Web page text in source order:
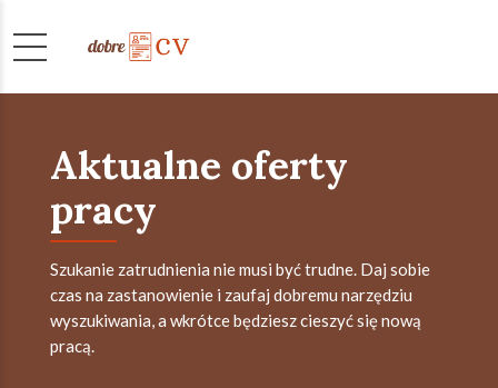
Aktualne oferty
pracy
Szukanie zatrudnienia nie musi być trudne. Daj sobie
czas na zastanowienie i zaufaj dobremu narzędziu
wyszukiwania, a wkrótce będziesz cieszyć się nową
pracą.